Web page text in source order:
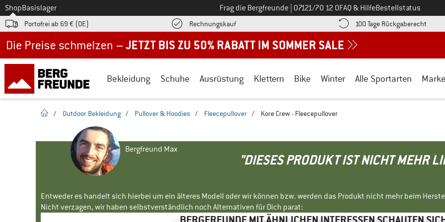
Zum
ShopBasislager Frag die Bergfreunde Ruf uns an unter
07121/70 12 0FAQ & HilfeBestellstatus
Portofrei ab 69 € (DE) RechnungskaufFinde die Zahlungs-Infos hier! Öffnet sich in einer Infobox
100 Tage Rückgaberecht
Bekleidung Schuhe Ausrüstung Klettern Bike Winter Alle Sportarten
Startseite
/ Outdoor Bekleidung / Pullover & Hoodies / Fleecepullover / Kore Crew - Fleecepullover
Bergfreund Max
"DIESES PRODUKT IST NICHT MEHR
Entweder es handelt sich hierbei um ein älteres Modell oder wir können bzw. werden das Produkt nicht mehr beim
Nicht verzagen, wir haben selbstverständlich noch Alternativen für Dich parat: